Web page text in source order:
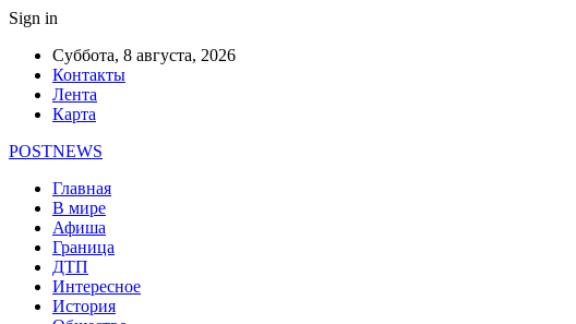
Sign in
Суббота, 8 августа, 2026
Контакты
Лента
Карта
POSTNEWS
Главная
В мире
Афиша
Граница
ДТП
Интересное
История